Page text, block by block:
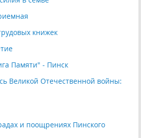
книжек
Памяти" - Пинск
Великой Отечественной войны:
и поощрениях Пинского